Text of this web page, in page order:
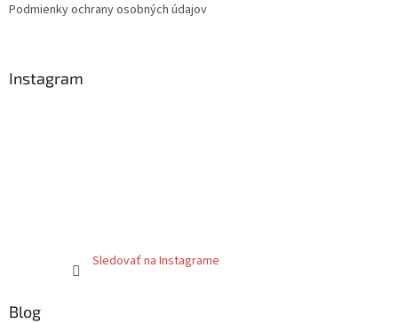
Podmienky ochrany osobných údajov
Instagram
Sledovať na Instagrame
Blog